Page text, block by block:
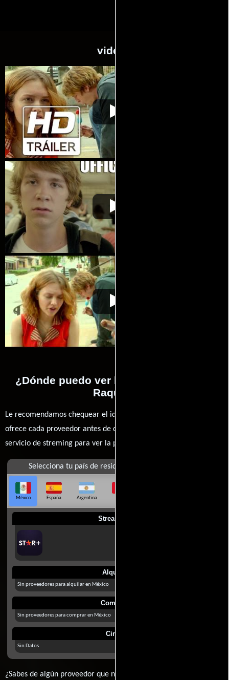
videos
Yo, él y RaquelVideo de la película Yo, él y Raquel
Yo, él y Raquel Video de la película Yo, él y Raquel
Yo, él y RaquelVideo de la película Yo, él y Raquel
¿Dónde puedo ver la películas Yo, él y
Raquel?
Le recomendamos chequear el idioma, doblaje o subtítulos que
ofrece cada proveedor antes de comprar, alquilar o contratar un
servicio de streming para ver la películas.
Selecciona tu país de residencia
México España Argentina
Streaming
Alquilar
Sin proveedores para alquilar en México
Comprar
Sin proveedores para comprar en México
Cines
Sin Datos
¿Sabes de algún proveedor que no estamos mostrando? déjanos